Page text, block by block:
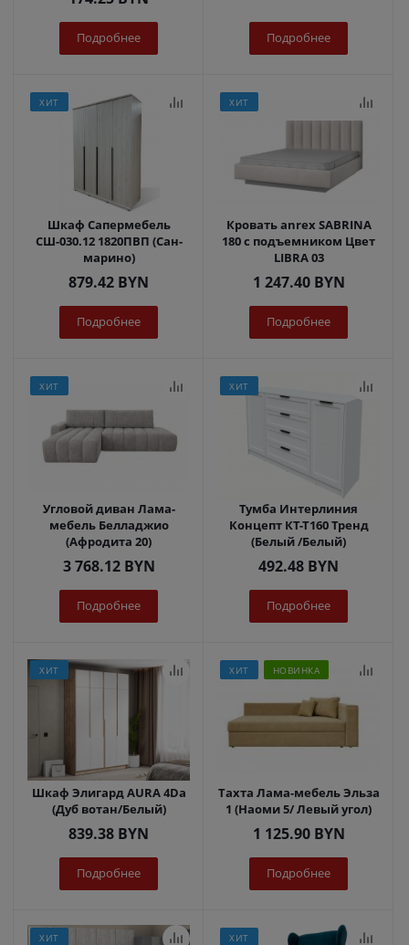
Подробнее Подробнее
ХИТ
Шкаф Сапермебель
СШ-030.12 1820ПВП (Сан-
марино)
879.42 BYN
Подробнее
ХИТ
Кровать anrex SABRINA
180 с подъемником Цвет
LIBRA 03
1 247.40BYN
Подробнее
ХИТ
Угловой диван Лама-
мебель Белладжио
(Афродита 20)
3 768.12BYN
Подробнее
ХИТ
Тумба Интерлиния
Концепт КТ-Т160 Тренд
(Белый /Белый)
492.48 BYN
Подробнее
ХИТ
Шкаф Элигард AURA 4Dа
(Дуб вотан/Белый)
839.38 BYN
Подробнее
ХИТ НОВИНКА
Тахта Лама-мебель Эльза
1 (Наоми 5/ Левый угол)
1 125.90BYN
Подробнее
ХИТ ХИТ